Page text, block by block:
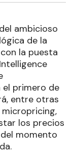
ambicioso
de la
la puesta
el primero de
entre otras
los precios
momento